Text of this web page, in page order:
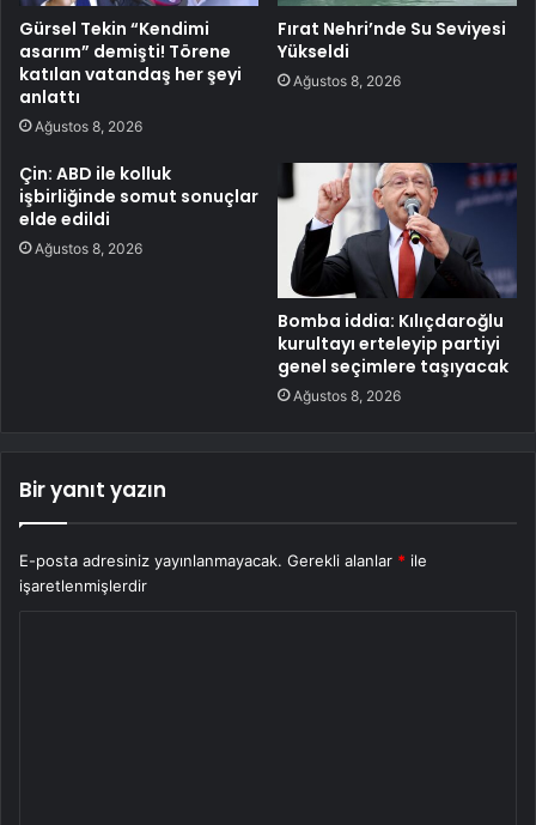
Gürsel Tekin “Kendimi
asarım” demişti! Törene
katılan vatandaş her şeyi
anlattı
Ağustos 8, 2026
Fırat Nehri’nde Su Seviyesi
Yükseldi
Ağustos 8, 2026
Çin: ABD ile kolluk
işbirliğinde somut sonuçlar
elde edildi
Ağustos 8, 2026
Bomba iddia: Kılıçdaroğlu
kurultayı erteleyip partiyi
genel seçimlere taşıyacak
Ağustos 8, 2026
Bir yanıt yazın
E-posta adresiniz yayınlanmayacak. Gerekli alanlar * ile
işaretlenmişlerdir